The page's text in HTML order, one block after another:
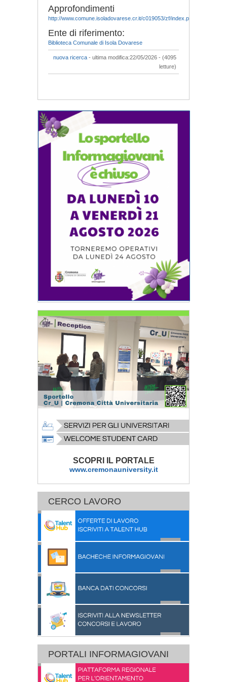
Approfondimenti
http://www.comune.isoladovarese.cr.it/c019053/zf/index.php/uffici/index/
Ente di riferimento:
Biblioteca Comunale di Isola Dovarese
nuova ricerca - ultima modifica:22/05/2026 - (4095
letture)
SCOPRI IL PORTALE
www.cremonauniversity.it
CERCO LAVORO
PORTALI INFORMAGIOVANI